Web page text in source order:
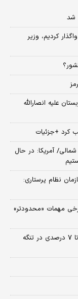
شد
کردیم، وزیر
علیه انصارالله
کرد +جزئیات
آمریکا: در حال
نظام پرستاری:
مهمات «محدودتر»
رویترز: ایران و عمان برای تعیین تعرفه ترانزیت ۳ تا ۷ درصدی در تنگه